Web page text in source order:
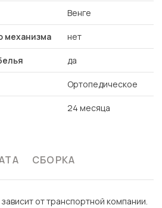
Венге
механизма нет
да
Ортопедическое
24 месяца
СБОРКА
зависит от транспортной компании.